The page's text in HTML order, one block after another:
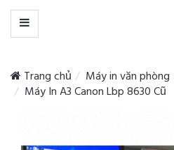
Trang chủ
Máy in văn phòng
Máy In A3 Canon Lbp 8630 Cũ